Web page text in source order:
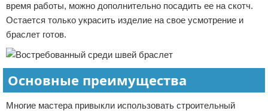
время работы, можно дополнительно посадить ее на скотч.
Остается только украсить изделие на свое усмотрение и
браслет готов.
Основные преимущества
Многие мастера привыкли использовать строительный